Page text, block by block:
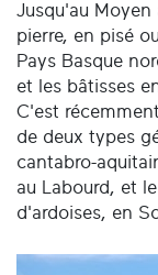
Jusqu'au Moyen
pierre, en pisé
Pays Basque
et les bâtisses
C'est
de deux types
cantabro-
au Labourd, et
d'ardoises, en